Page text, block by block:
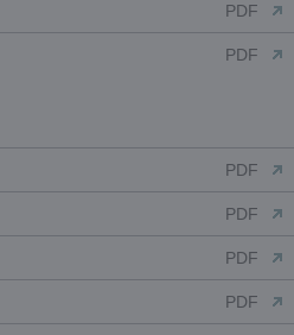
PDF
PDF
PDF
PDF
PDF
PDF